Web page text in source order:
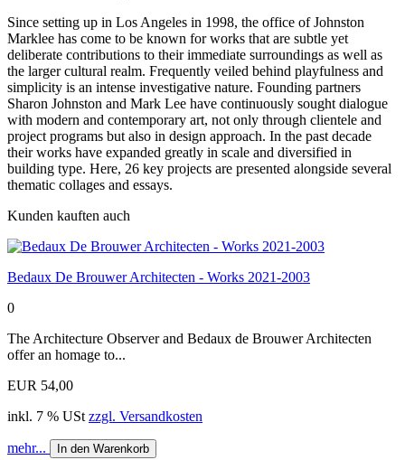
Since setting up in Los Angeles in 1998, the office of Johnston
Marklee has come to be known for works that are subtle yet
deliberate contributions to their immediate surroundings as well as
the larger cultural realm. Frequently veiled behind playfulness and
simplicity is an intense investigative nature. Founding partners
Sharon Johnston and Mark Lee have continuously sought dialogue
with modern and contemporary art, not only through clientele and
project programs but also in design approach. In the past decade
their works have expanded greatly in scale and diversified in
building type. Here, 26 key projects are presented alongside several
thematic collages and essays.
Kunden kauften auch
Bedaux De Brouwer Architecten - Works 2021-2003
0
The Architecture Observer and Bedaux de Brouwer Architecten
offer an homage to...
EUR 54,00
inkl. 7 % USt zzgl. Versandkosten
mehr... In den Warenkorb